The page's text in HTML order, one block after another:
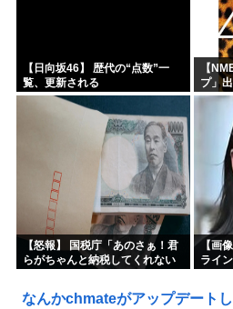
【日向坂46】 歴代の“点数”一
覧、更新される
【
プ」
【怒報】 国税庁「あのさぁ！君
らがちゃんと納税してくれない
る？！」←これw w w w w w w w
【画
ライ
なんかchmateがアップデート